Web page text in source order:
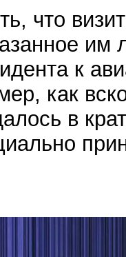
что
к
как
в